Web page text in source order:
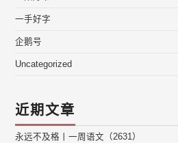
一手好字
企鹅号
Uncategorized
近期文章
永远不及格丨一周语文（2631）